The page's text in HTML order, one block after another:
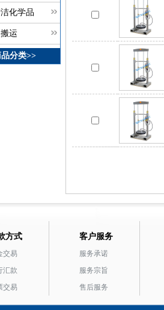
化学品
运
分类>>
方式
交易
汇款
交易
客户服务
服务承诺
服务宗旨
售后服务